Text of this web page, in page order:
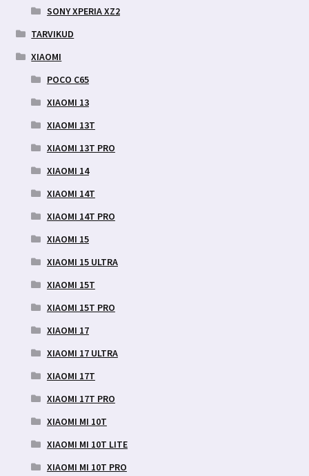
SONY XPERIA XZ2
TARVIKUD
XIAOMI
POCO C65
XIAOMI 13
XIAOMI 13T
XIAOMI 13T PRO
XIAOMI 14
XIAOMI 14T
XIAOMI 14T PRO
XIAOMI 15
XIAOMI 15 ULTRA
XIAOMI 15T
XIAOMI 15T PRO
XIAOMI 17
XIAOMI 17 ULTRA
XIAOMI 17T
XIAOMI 17T PRO
XIAOMI MI 10T
XIAOMI MI 10T LITE
XIAOMI MI 10T PRO